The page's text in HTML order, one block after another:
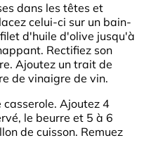
dans les têtes et
celui-ci sur un bain-
d'huile d'olive jusqu'à
Rectifiez son
Ajoutez un trait de
de vinaigre de vin.
casserole. Ajoutez 4
le beurre et 5 à 6
de cuisson. Remuez